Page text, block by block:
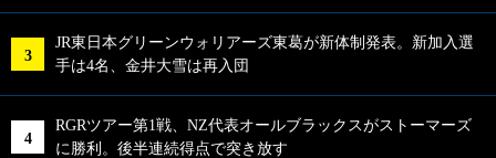
JR東日本グリーンウォリアーズ東葛が新体制発表。新加入選
手は4名、金井大雪は再入団
RGRツアー第1戦、NZ代表オールブラックスがストーマーズ
に勝利。後半連続得点で突き放す